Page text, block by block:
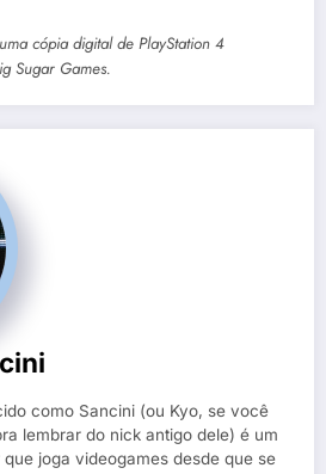
cópia digital de PlayStation 4
Sugar Games.
como Sancini (ou Kyo, se você
lembrar do nick antigo dele) é um
joga videogames desde que se